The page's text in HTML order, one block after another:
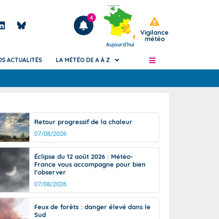
Articles
4
Aujourd'hui
Vigilance
météo
de
Phénomènes dangereux de J+2 à J+7
Avertissement pluies intenses à l'échelle
des communes (Apic)
Bulletins Marine
Bulletins d'estimation du risque
d'avalanche
Météo des forêts
Vigicrues
ACTUALITÉS LA MÉTÉO DE A À Z
Retour progressif de la chaleur
07/08/2026
Éclipse du 12 août 2026 : Météo-
France vous accompagne pour bien
l'observer
07/08/2026
Feux de forêts : danger élevé dans le
Sud